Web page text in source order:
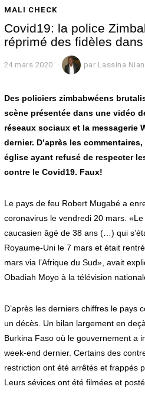
MALI CHECK
Covid19: la police
réprimé des fidèles
24 mars 2020
a
s
2
0
0
par Lassina
Des policiers zimbabwéens
scène présentée dans une vidéo
réseaux sociaux et la messagerie
dernier. D’après les
église ayant refusé de respecter
contre le Covid19. Faux!
Le pays de feu Robert Mugabé a
coronavirus le vendredi 20 mars.
caucasien âgé de 38 ans (…) qui
Royaume-Uni le 7 mars et était
mars via l’Afrique du Sud», avait
Obadiah Moyo à la télévision
D’après les derniers chiffres le pays
un décès. Un bilan largement en
Burkina Faso où le gouvernement a
week-end dernier. Certains des
restriction ont été arrêtés et frappés
Leurs sévices ont été filmées et